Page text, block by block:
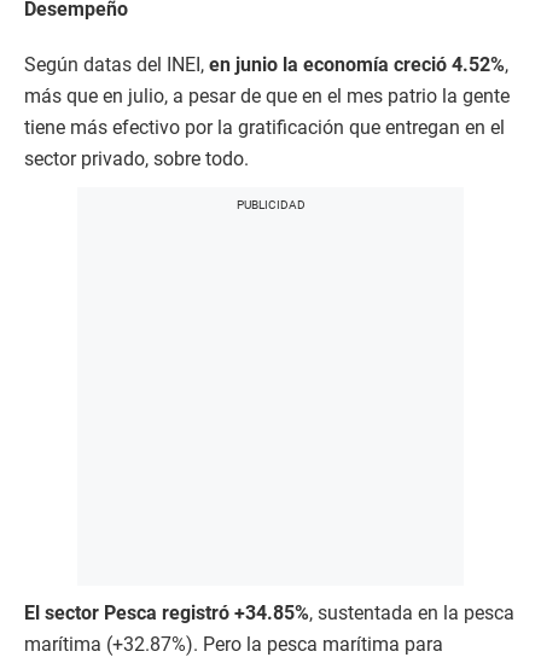
Desempeño
Según datas del INEI, en junio la economía creció 4.52%,
más que en julio, a pesar de que en el mes patrio la gente
tiene más efectivo por la gratificación que entregan en el
sector privado, sobre todo.
El sector Pesca registró +34.85%, sustentada en la pesca
marítima (+32.87%). Pero la pesca marítima para